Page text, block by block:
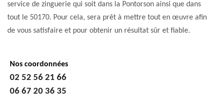
service de zinguerie qui soit dans la Pontorson ainsi que dans
tout le 50170. Pour cela, sera prêt à mettre tout en œuvre afin
de vous satisfaire et pour obtenir un résultat sûr et fiable.
Nos coordonnées
02 52 56 21 66
06 67 20 36 35